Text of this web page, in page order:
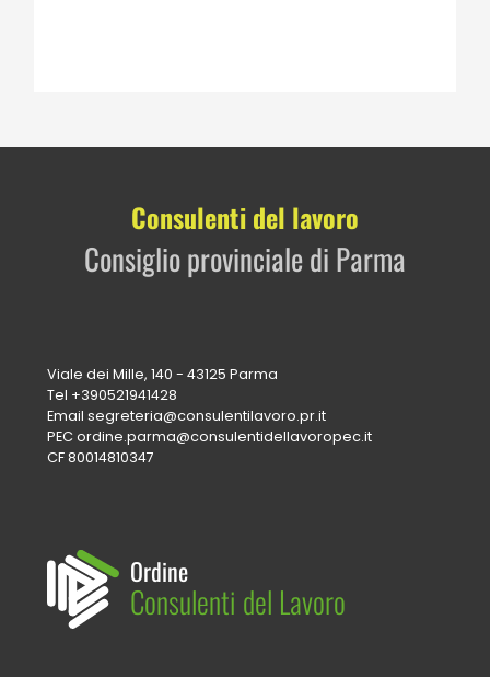
Consulenti del lavoro
Consiglio provinciale di Parma
Viale dei Mille, 140 - 43125 Parma
Tel +390521941428
Emailsegreteria@consulentilavoro.pr.it
PECordine.parma@consulentidellavoropec.it
CF 80014810347
Ordine
Consulenti del Lavoro